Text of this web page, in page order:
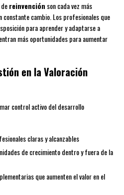
reinvención son cada vez más
constante cambio. Los profesionales que
para aprender y adaptarse a
más oportunidades para aumentar
en la Valoración
control activo del desarrollo
claras y alcanzables
de crecimiento dentro y fuera de la
que aumenten el valor en el